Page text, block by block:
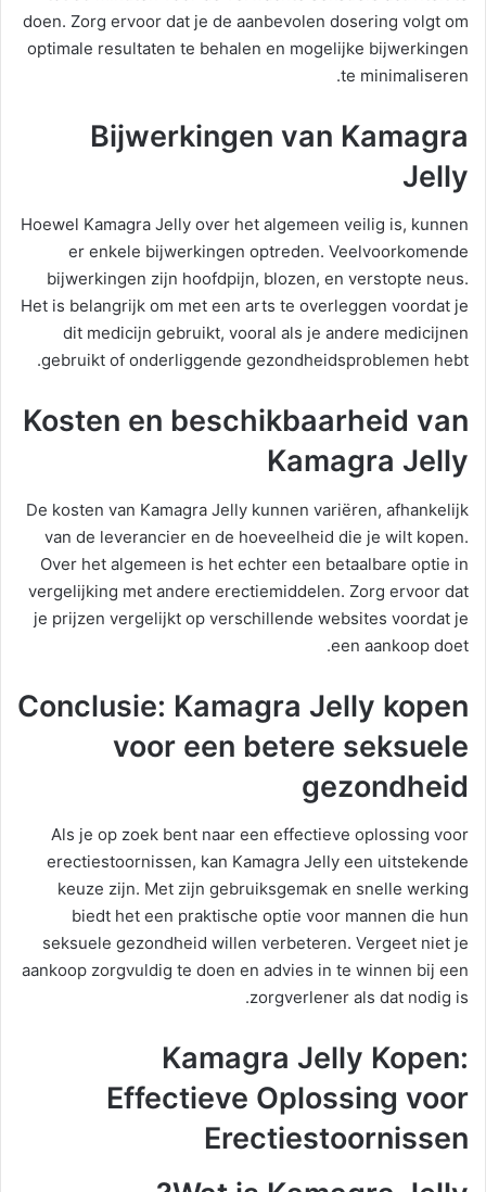
doen. Zorg ervoor dat je de aanbevolen dosering volgt om
optimale resultaten te behalen en mogelijke bijwerkingen
te minimaliseren.
Bijwerkingen van Kamagra
Jelly
Hoewel Kamagra Jelly over het algemeen veilig is, kunnen
er enkele bijwerkingen optreden. Veelvoorkomende
bijwerkingen zijn hoofdpijn, blozen, en verstopte neus.
Het is belangrijk om met een arts te overleggen voordat je
dit medicijn gebruikt, vooral als je andere medicijnen
gebruikt of onderliggende gezondheidsproblemen hebt.
Kosten en beschikbaarheid van
Kamagra Jelly
De kosten van Kamagra Jelly kunnen variëren, afhankelijk
van de leverancier en de hoeveelheid die je wilt kopen.
Over het algemeen is het echter een betaalbare optie in
vergelijking met andere erectiemiddelen. Zorg ervoor dat
je prijzen vergelijkt op verschillende websites voordat je
een aankoop doet.
Conclusie: Kamagra Jelly kopen
voor een betere seksuele
gezondheid
Als je op zoek bent naar een effectieve oplossing voor
erectiestoornissen, kan Kamagra Jelly een uitstekende
keuze zijn. Met zijn gebruiksgemak en snelle werking
biedt het een praktische optie voor mannen die hun
seksuele gezondheid willen verbeteren. Vergeet niet je
aankoop zorgvuldig te doen en advies in te winnen bij een
zorgverlener als dat nodig is.
Kamagra Jelly Kopen:
Effectieve Oplossing voor
Erectiestoornissen